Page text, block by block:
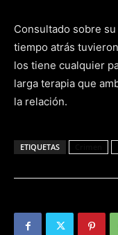
Consultado sobre
tiempo atrás
los tiene cualquier
larga terapia que
la relación.
ETIQUETAS